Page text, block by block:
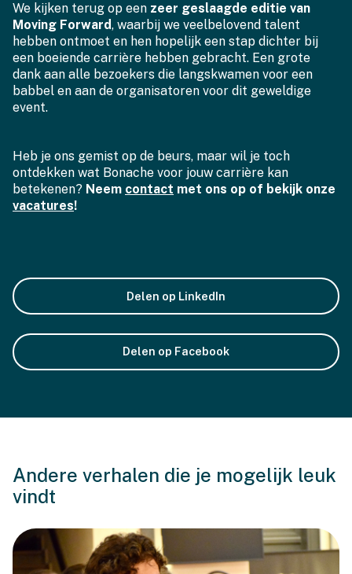
We kijken terug op een zeer geslaagde editie van
Moving Forward, waarbij we veelbelovend talent
hebben ontmoet en hen hopelijk een stap dichter bij
een boeiende carrière hebben gebracht. Een grote
dank aan alle bezoekers die langskwamen voor een
babbel en aan de organisatoren voor dit geweldige
event.
Heb je ons gemist op de beurs, maar wil je toch
ontdekken wat Bonache voor jouw carrière kan
betekenen? Neem contact met ons op of bekijk onze
vacatures!
Delen op LinkedIn
Delen op Facebook
Andere verhalen die je mogelijk leuk
vindt